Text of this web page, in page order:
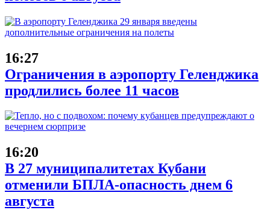
16:27
Ограничения в аэропорту Геленджика
продлились более 11 часов
16:20
В 27 муниципалитетах Кубани
отменили БПЛА-опасность днем 6
августа